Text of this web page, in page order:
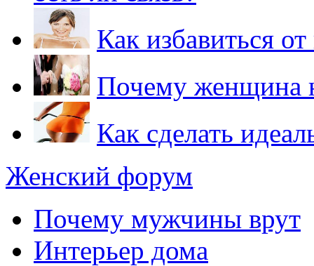
Как избавиться
Почему женщина
Как сделать
Женский форум
Почему мужчины врут
Интерьер дома